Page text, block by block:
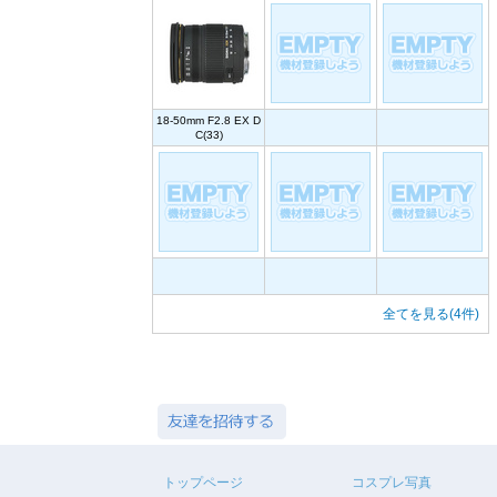
18-50mm F2.8 EX D
C(33)
全てを見る(4件)
トップページ コスプレ写真